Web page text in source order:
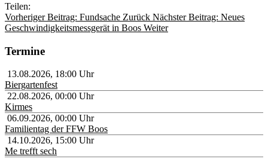
Teilen:
Vorheriger Beitrag: Fundsache Zurück Nächster Beitrag: Neues
Geschwindigkeitsmessgerät in Boos Weiter
Termine
13.08.2026, 18:00 Uhr
Biergartenfest
22.08.2026, 00:00 Uhr
Kirmes
06.09.2026, 00:00 Uhr
Familientag der FFW Boos
14.10.2026, 15:00 Uhr
Me trefft sech